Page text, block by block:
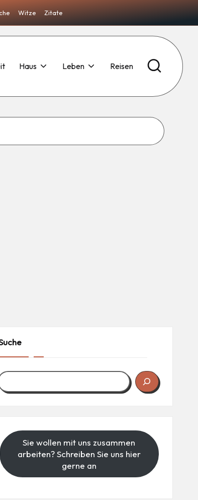
Witze Zitate
Haus Leben Reisen
Sie wollen mit uns zusammen
arbeiten? Schreiben Sie uns hier
gerne an